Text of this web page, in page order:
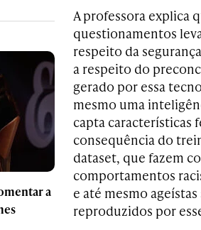
a
A professora explica
questionamentos
respeito da
a respeito do
gerado por essa
mesmo uma
capta características
consequência do
dataset, que fazem
comportamentos
e até mesmo ageístas
reproduzidos por